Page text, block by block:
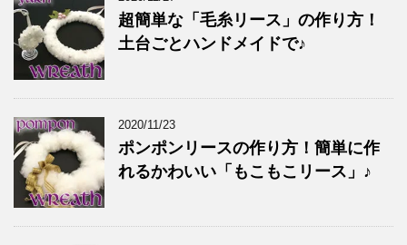
超簡単な「毛糸リース」の作り方！
土台ごとハンドメイドで♪
2020/11/23
ポンポンリースの作り方！簡単に作
れるかわいい「もこもこリース」♪